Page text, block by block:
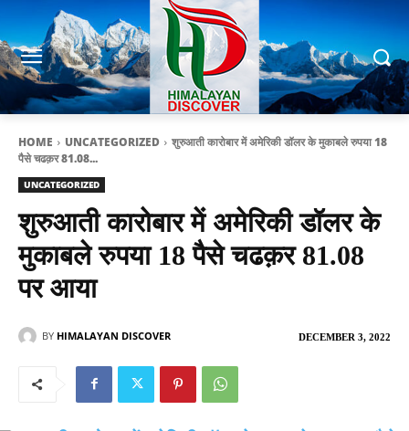
HOME UNCATEGORIZED
शुरुआती कारोबार में अमेरिकी डॉलर के मुकाबले रुपया 18
पैसे चढक़र 81.08...
UNCATEGORIZED
शुरुआती कारोबार में अमेरिकी डॉलर के
मुकाबले रुपया 18 पैसे चढक़र 81.08
पर आया
DECEMBER 3, 2022
BY HIMALAYAN DISCOVER